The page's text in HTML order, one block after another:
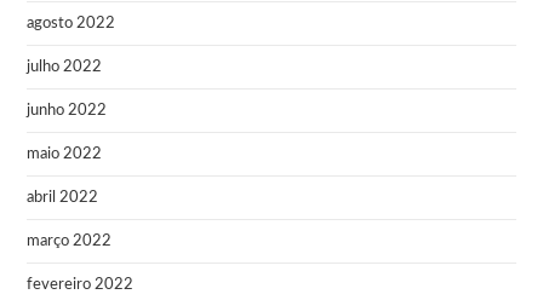
agosto 2022
julho 2022
junho 2022
maio 2022
abril 2022
março 2022
fevereiro 2022